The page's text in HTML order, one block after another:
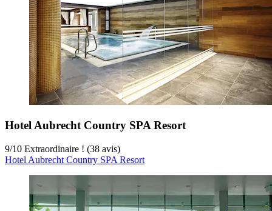
Hotel Aubrecht Country SPA Resort
9/10 Extraordinaire ! (38 avis)
Hotel Aubrecht Country SPA Resort